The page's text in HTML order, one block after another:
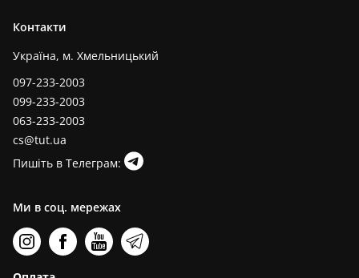
Контакти
Україна, м. Хмельницький
097-233-2003
099-233-2003
063-233-2003
cs@tut.ua
Пишіть в Телеграм:
Ми в соц. мережах